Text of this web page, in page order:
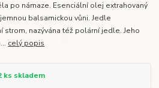
po námaze. Esenciální olej extrahovaný
balsamickou vůni. Jedle
strom, nazývána též polární jedle. Jeho
celý popis
ks skladem